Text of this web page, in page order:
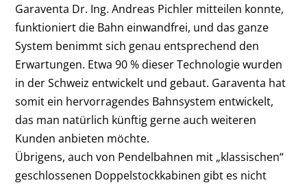
Garaventa Dr. Ing. Andreas Pichler mitteilen konnte,
funktioniert die Bahn einwandfrei, und das ganze
System benimmt sich genau entsprechend den
Erwartungen. Etwa 90 % dieser Technologie wurden
in der Schweiz entwickelt und gebaut. Garaventa hat
somit ein hervorragendes Bahnsystem entwickelt,
das man natürlich künftig gerne auch weiteren
Kunden anbieten möchte.
Übrigens, auch von Pendelbahnen mit „klassischen“
geschlossenen Doppelstockkabinen gibt es nicht